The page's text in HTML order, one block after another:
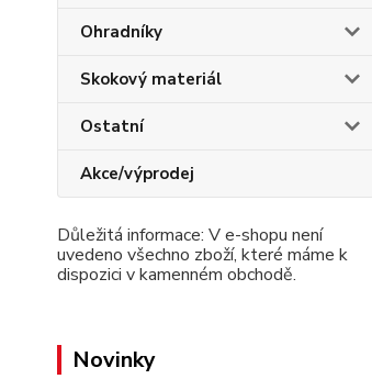
Ohradníky
Skokový materiál
Ostatní
Akce/výprodej
Důležitá informace: V e-shopu není
uvedeno všechno zboží, které máme k
dispozici v kamenném obchodě.
Novinky